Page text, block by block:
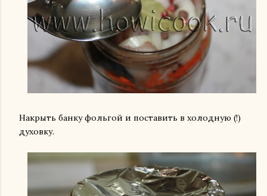
Накрыть банку фольгой и поставить в холодную (!)
духовку.